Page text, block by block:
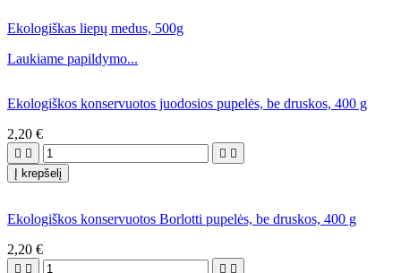
Ekologiškas liepų medus, 500g
Laukiame papildymo...
Ekologiškos konservuotos juodosios pupelės, be druskos, 400 g
2,20 €
   
Į krepšelį
Ekologiškos konservuotos Borlotti pupelės, be druskos, 400 g
2,20 €
   